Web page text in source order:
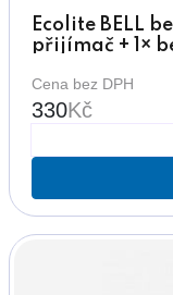
Ecolite BELL
přijímač + 1×
Cena bez DPH
330Kč